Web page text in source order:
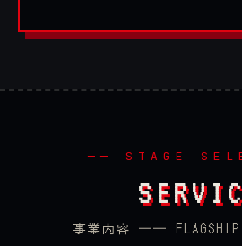
── STAGE
事業内容 ── FLAGSHIP